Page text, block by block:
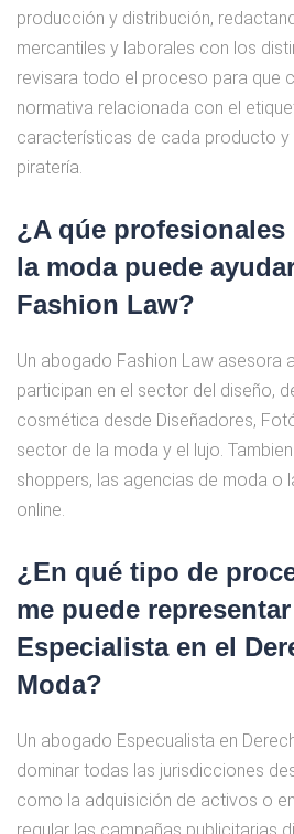
producción y distribución,
mercantiles y laborales con los
revisara todo el proceso para que
normativa relacionada con el
características de cada producto
piratería.
¿A qúe
la moda puede
Fashion Law?
Un abogado Fashion Law asesora
participan en el sector del diseño,
cosmética desde Diseñadores,
sector de la moda y el lujo.
shoppers, las agencias de moda o
online.
¿En qué tipo de
me puede
Especialista en el
Moda?
Un abogado Especualista en
dominar todas las jurisdicciones
como la adquisición de activos o